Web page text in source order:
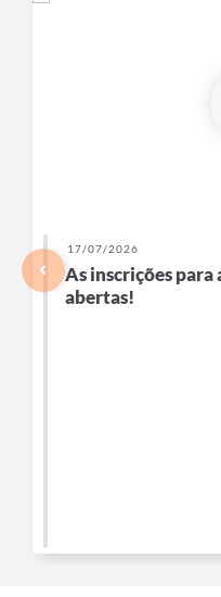
17/07/2026
As inscrições para
abertas!